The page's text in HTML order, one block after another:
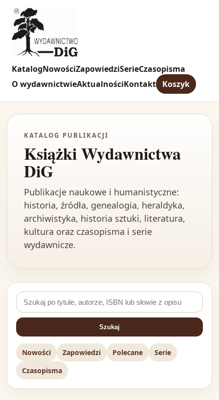
KatalogNowościZapowiedziSerieCzasopisma
O wydawnictwieAktualnościKontakt Koszyk
KATALOG PUBLIKACJI
Książki Wydawnictwa
DiG
Publikacje naukowe i humanistyczne:
historia, źródła, genealogia, heraldyka,
archiwistyka, historia sztuki, literatura,
kultura oraz czasopisma i serie
wydawnicze.
Szukaj
Nowości Zapowiedzi Polecane
Serie
Czasopisma